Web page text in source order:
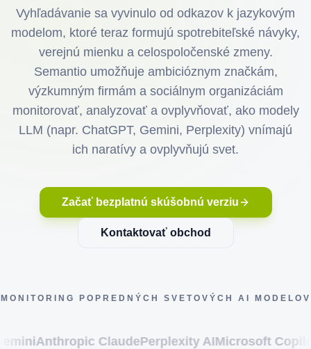
Vyhľadávanie sa vyvinulo od odkazov k jazykovým
modelom, ktoré teraz formujú spotrebiteľské návyky,
verejnú mienku a celospoločenské zmeny.
Semantio umožňuje ambicióznym značkám,
výzkumným firmám a sociálnym organizáciám
monitorovať, analyzovať a ovplyvňovať, ako modely
LLM (napr. ChatGPT, Gemini, Perplexity) vnímajú
ich naratívy a ovplyvňujú svet.
Začať bezplatnú skúšobnú verziu
Kontaktovať obchod
MONITORING POPREDNÝCH SVETOVÝCH AI MODELOV
ClaudePerplexity AIMicrosoft CopilotxAI